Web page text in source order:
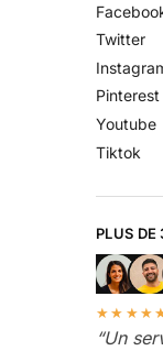
Twitter
Pinterest
Youtube
Tiktok
PLUS
“Un